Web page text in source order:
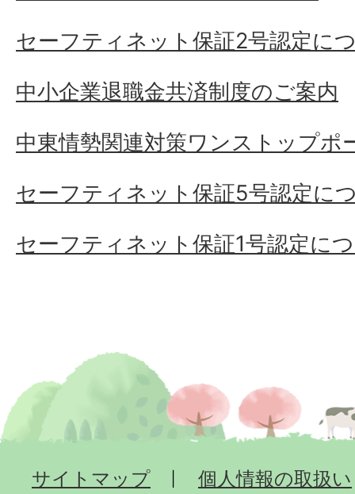
セーフティネット保証2号認定に
中小企業退職金共済制度のご案内
中東情勢関連対策ワンストップポ
セーフティネット保証5号認定に
セーフティネット保証1号認定に
サイトマップ
個人情報の取扱い